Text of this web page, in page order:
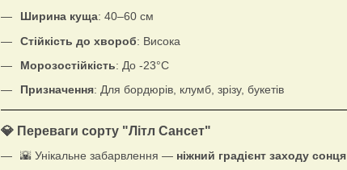
Ширина куща: 40–60 см
Стійкість до хвороб: Висока
Морозостійкість: До -23°C
Призначення: Для бордюрів, клумб, зрізу, букетів
💎 Переваги сорту "Літл Сансет"
🌇 Унікальне забарвлення — ніжний градієнт заходу сонця